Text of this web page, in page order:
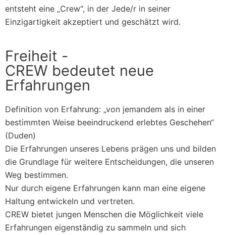
entsteht eine „Crew“, in der Jede/r in seiner
Einzigartigkeit akzeptiert und geschätzt wird.
Freiheit -
CREW bedeutet neue
Erfahrungen
Definition von Erfahrung: „von jemandem als in einer
bestimmten Weise beeindruckend erlebtes Geschehen“
(Duden)
Die Erfahrungen unseres Lebens prägen uns und bilden
die Grundlage für weitere Entscheidungen, die unseren
Weg bestimmen.
Nur durch eigene Erfahrungen kann man eine eigene
Haltung entwickeln und vertreten.
CREW bietet jungen Menschen die Möglichkeit viele
Erfahrungen eigenständig zu sammeln und sich